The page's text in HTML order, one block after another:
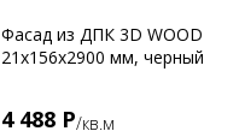
Фасад из ДПК 3D WOOD
21х156х2900 мм, черный
4 488 Р/кв.м